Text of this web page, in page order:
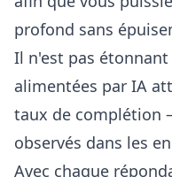
profond sans
Il n'est pas
alimentées par IA
taux de complétion
observés dans les
Avec chaque